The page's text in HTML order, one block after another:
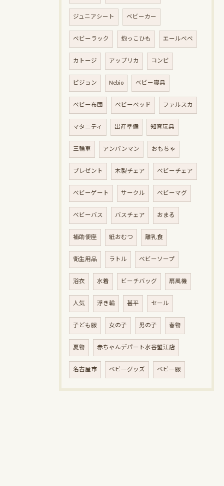
ジュニアシート ベビーカー
ベビーラック 抱っこひも エールベベ
カトージ アップリカ コンビ
ピジョン Nebio ベビー寝具
ベビー布団 ベビーベッド ファルスカ
マタニティ 出産準備 知育玩具
三輪車 アンパンマン おもちゃ
プレゼント 木製チェア ベビーチェア
ベビーゲート サークル ベビーマグ
ベビーバス バスチェア おまる
補助便座 紙おむつ 離乳食
衛生用品 ラトル ベビーソープ
浴衣 水着 ビーチバッグ 扇風機
人気 浮き輪 甚平 セール
子ども服 女の子 男の子 春物
夏物 赤ちゃんデパート水谷蟹江店
名古屋市 ベビーグッズ ベビー服